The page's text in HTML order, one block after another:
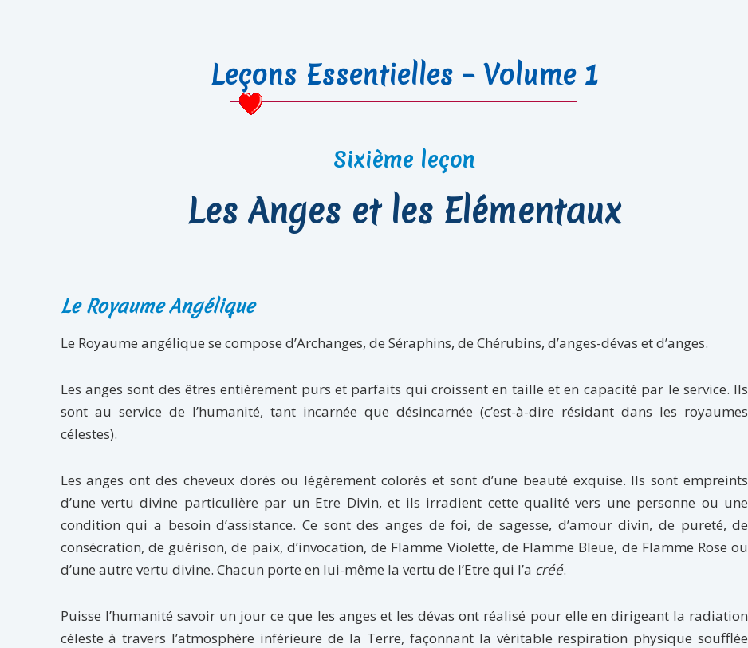
Leçons Essentielles – Volume 1
Sixième leçon
Les Anges et les Elémentaux
Le Royaume Angélique
Le Royaume angélique se compose d’Archanges, de Séraphins, de Chérubins, d’anges-dévas et d’anges.
Les anges sont des êtres entièrement purs et parfaits qui croissent en taille et en capacité par le service. Ils
sont au service de l’humanité, tant incarnée que désincarnée (c’est-à-dire résidant dans les royaumes
célestes).
Les anges ont des cheveux dorés ou légèrement colorés et sont d’une beauté exquise. Ils sont empreints
d’une vertu divine particulière par un Etre Divin, et ils irradient cette qualité vers une personne ou une
condition qui a besoin d’assistance. Ce sont des anges de foi, de sagesse, d’amour divin, de pureté, de
consécration, de guérison, de paix, d’invocation, de Flamme Violette, de Flamme Bleue, de Flamme Rose ou
d’une autre vertu divine. Chacun porte en lui-même la vertu de l’Etre qui l’a créé.
Puisse l’humanité savoir un jour ce que les anges et les dévas ont réalisé pour elle en dirigeant la radiation
céleste à travers l’atmosphère inférieure de la Terre, façonnant la véritable respiration physique soufflée